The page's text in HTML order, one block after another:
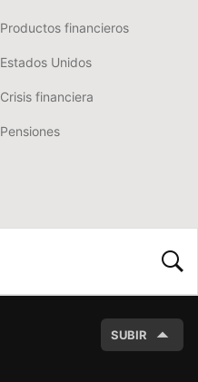
Productos financieros
Estados Unidos
Crisis financiera
Pensiones
SUBIR